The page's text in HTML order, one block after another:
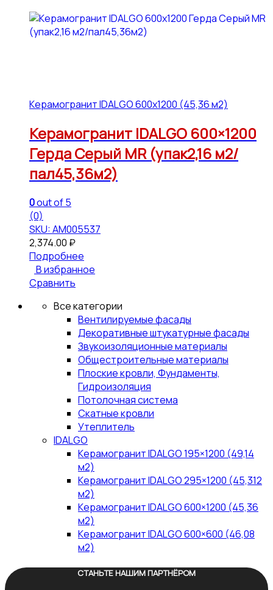
Керамогранит IDALGO 600x1200 (45,36 м2)
Керамогранит IDALGO 600×1200
Герда Серый МR (упак2,16 м2/
пал45,36м2)
0out of 5
(0)
SKU: АМ005537
2,374.00 ₽
Подробнее
В избранное
Сравнить
Все категории
Вентилируемые фасады
Декоративные штукатурные фасады
Звукоизоляционные материалы
Общестроительные материалы
Плоские кровли, Фундаменты,
Гидроизоляция
Потолочная система
Скатные кровли
Утеплитель
IDALGO
Керамогранит IDALGO 195×1200 (49,14
м2)
Керамогранит IDALGO 295×1200 (45,312
м2)
Керамогранит IDALGO 600×1200 (45,36
м2)
Керамогранит IDALGO 600×600 (46,08
м2)
СТАНЬТЕ НАШИМ ПАРТНЁРОМ